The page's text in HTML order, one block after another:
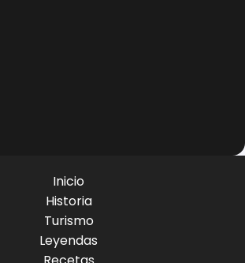
Inicio
Historia
Turismo
Leyendas